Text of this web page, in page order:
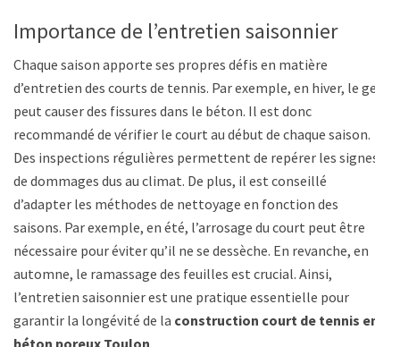
Importance de l’entretien saisonnier
Chaque saison apporte ses propres défis en matière
d’entretien des courts de tennis. Par exemple, en hiver, le gel
peut causer des fissures dans le béton. Il est donc
recommandé de vérifier le court au début de chaque saison.
Des inspections régulières permettent de repérer les signes
de dommages dus au climat. De plus, il est conseillé
d’adapter les méthodes de nettoyage en fonction des
saisons. Par exemple, en été, l’arrosage du court peut être
nécessaire pour éviter qu’il ne se dessèche. En revanche, en
automne, le ramassage des feuilles est crucial. Ainsi,
l’entretien saisonnier est une pratique essentielle pour
garantir la longévité de la construction court de tennis en
béton poreux Toulon.